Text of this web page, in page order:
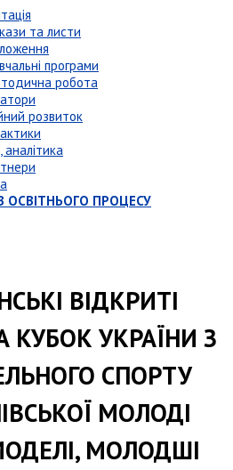
та листи
програми
робота
розвиток
ОСВІТНЬОГО ПРОЦЕСУ
ВІДКРИТІ
КУБОК УКРАЇНИ З
СПОРТУ
МОЛОДІ
МОЛОДШІ